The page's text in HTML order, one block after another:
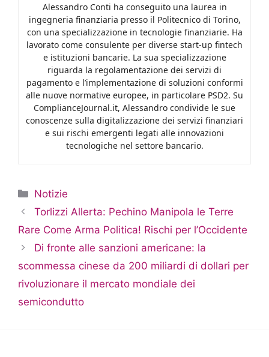
Alessandro Conti ha conseguito una laurea in
ingegneria finanziaria presso il Politecnico di Torino,
con una specializzazione in tecnologie finanziarie. Ha
lavorato come consulente per diverse start-up fintech
e istituzioni bancarie. La sua specializzazione
riguarda la regolamentazione dei servizi di
pagamento e l’implementazione di soluzioni conformi
alle nuove normative europee, in particolare PSD2. Su
ComplianceJournal.it, Alessandro condivide le sue
conoscenze sulla digitalizzazione dei servizi finanziari
e sui rischi emergenti legati alle innovazioni
tecnologiche nel settore bancario.
Categorie
Notizie
Torlizzi Allerta: Pechino Manipola le Terre
Rare Come Arma Politica! Rischi per l’Occidente
Di fronte alle sanzioni americane: la
scommessa cinese da 200 miliardi di dollari per
rivoluzionare il mercato mondiale dei
semicondutto